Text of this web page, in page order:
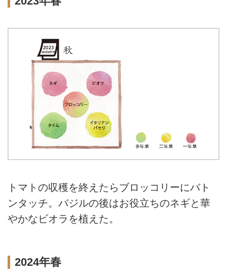
トマトの収穫を終えたらブロッコリーにバト
ンタッチ。バジルの後はお役立ちのネギと華
やかなビオラを植えた。
2024年春